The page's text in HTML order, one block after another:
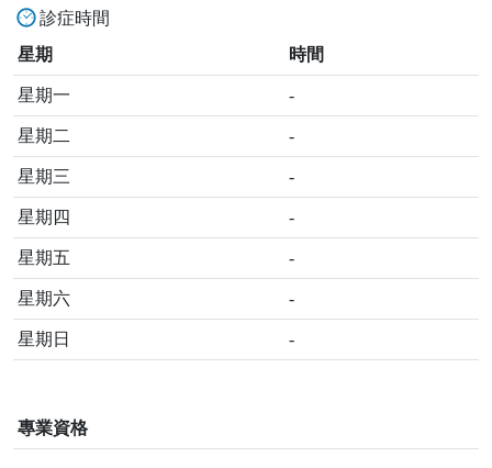
診症時間
星期
時間
星期一 -
星期二 -
星期三 -
星期四 -
星期五 -
星期六 -
星期日 -
專業資格